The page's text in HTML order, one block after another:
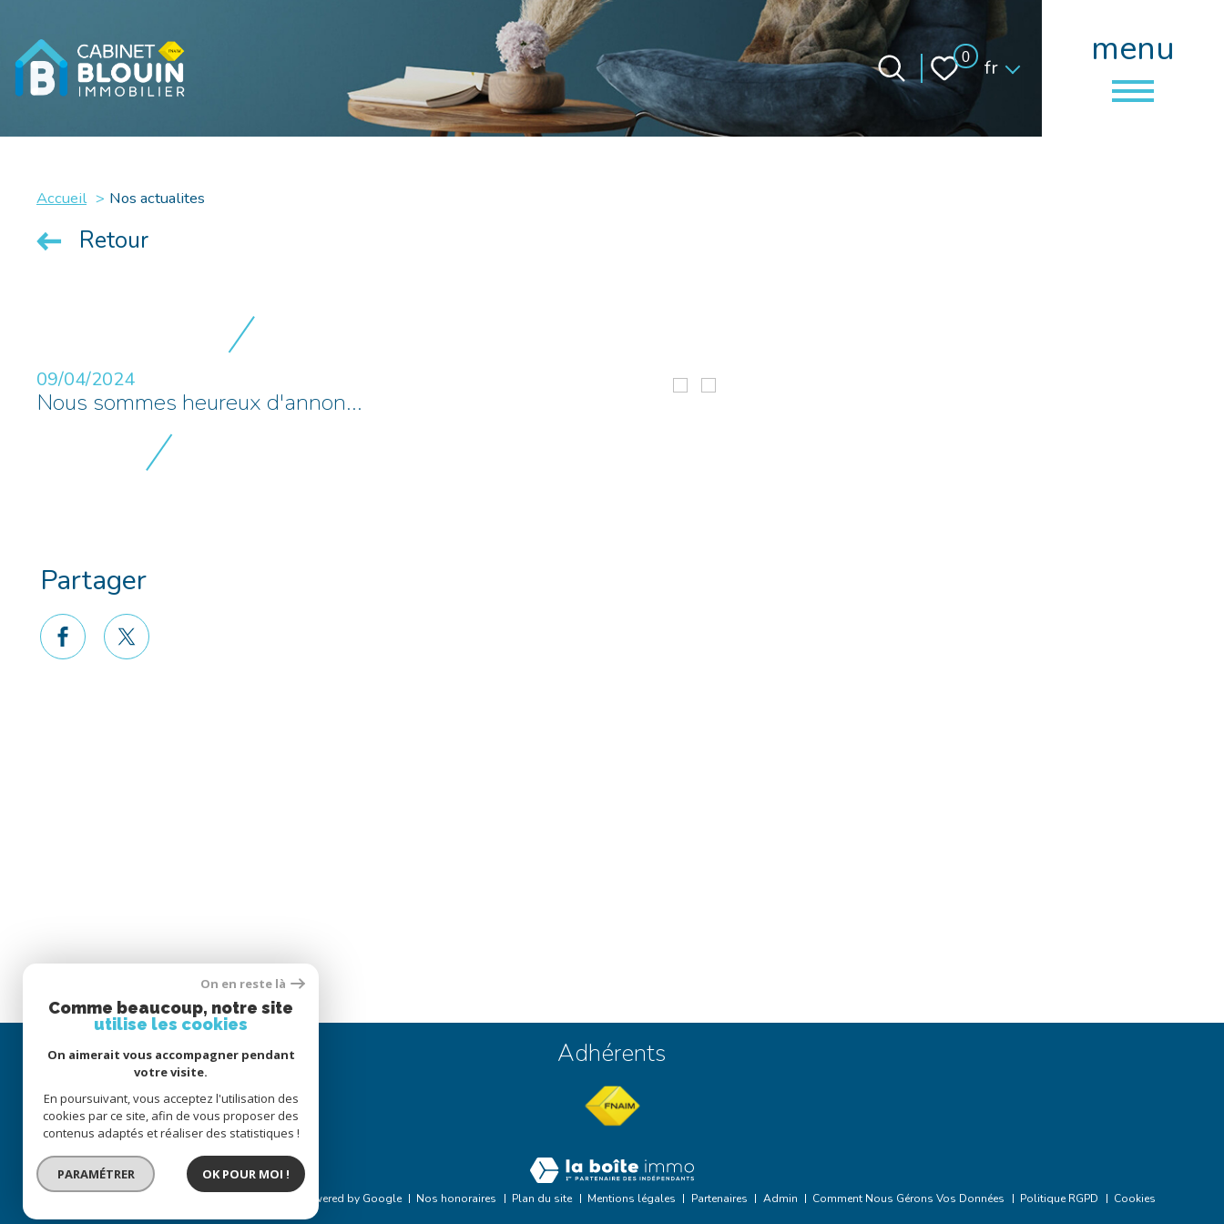
menu
0 Langue
fr
Accueil Nos actualites
Retour
09/04/2024
Nous sommes heureux d'annon...
Partager
facebooktwitter
Adhérents
Traduction powered by Google Nos honoraires Plan du site Mentions légales Partenaires Admin Comment Nous Gérons Vos Données Politique RGPD Cookies
On en reste là
Comme beaucoup, notre site
utilise les cookies
On aimerait vous accompagner pendant
votre visite.
En poursuivant, vous acceptez l'utilisation des
cookies par ce site, afin de vous proposer des
contenus adaptés et réaliser des statistiques !
PARAMÉTRER OK POUR MOI !